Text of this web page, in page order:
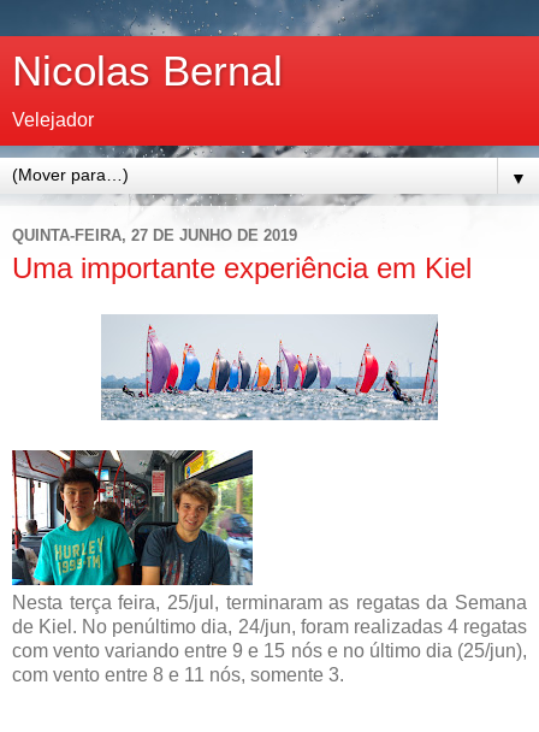
Nicolas Bernal
Velejador
▼
QUINTA-FEIRA, 27 DE JUNHO DE 2019
Uma importante experiência em Kiel
Nesta terça feira, 25/jul, terminaram as regatas da Semana
de Kiel. No penúltimo dia, 24/jun, foram realizadas 4 regatas
com vento variando entre 9 e 15 nós e no último dia (25/jun),
com vento entre 8 e 11 nós, somente 3.